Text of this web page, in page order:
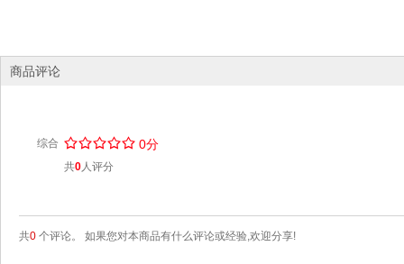
商品评论
综合 /////
..... 0分
共0人评分
共0 个评论。 如果您对本商品有什么评论或经验,欢迎分享!